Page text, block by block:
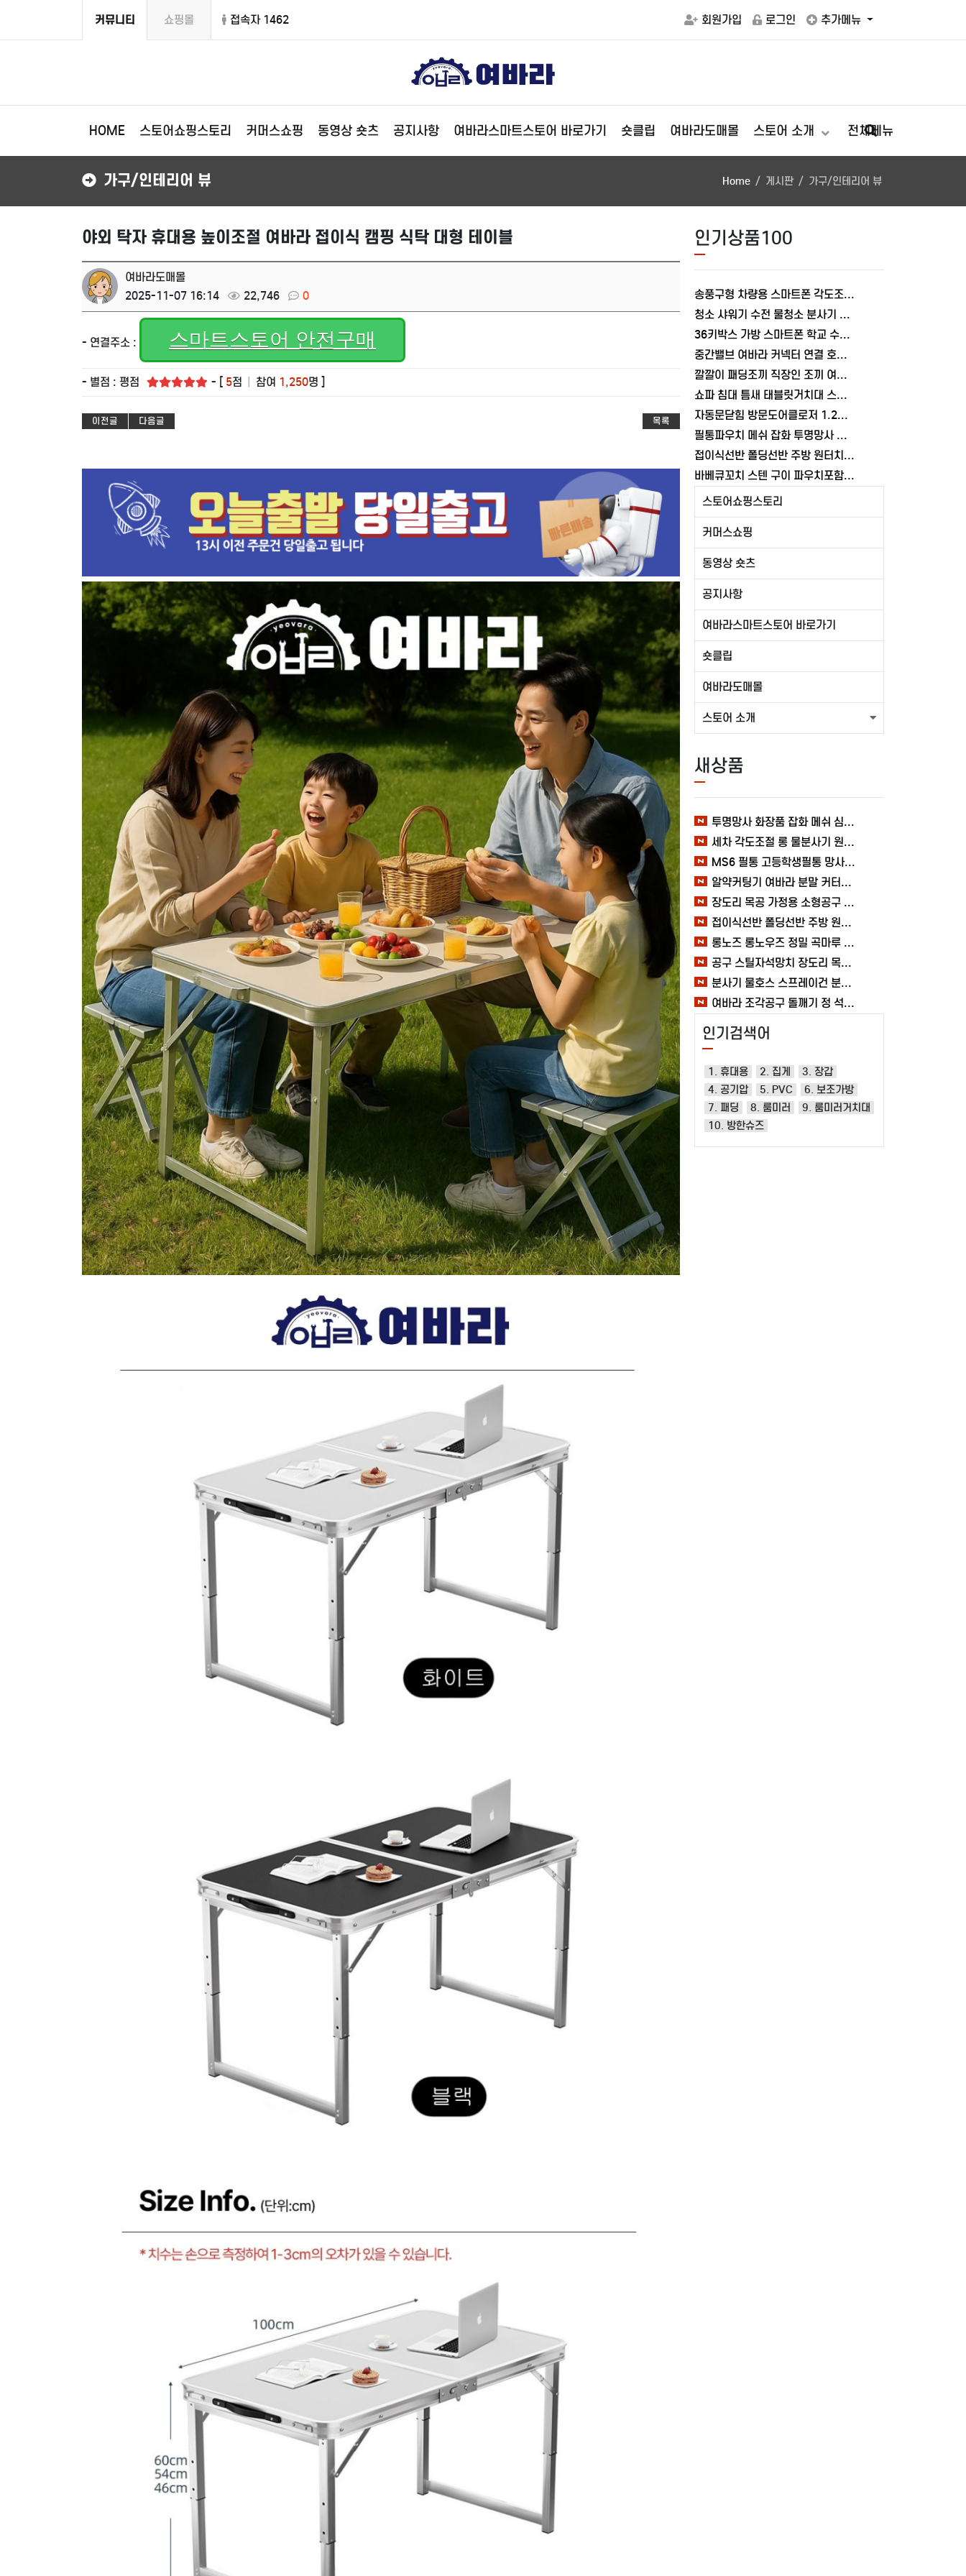
커뮤니티 쇼핑몰 접속자 1462 회원가입 로그인 추가메뉴
HOME 스토어쇼핑스토리 커머스쇼핑 동영상 숏츠 공지사항 여바라스마트스토어 바로가기 숏클립 여바라도매몰 스토어 소개 전체메뉴
가구/인테리어 뷰 Home 게시판 가구/인테리어 뷰
야외 탁자 휴대용 높이조절 여바라 접이식 캠핑 식탁 대형 테이블
여바라도매몰
2025-11-07 16:14
22,746 0
- 연결주소 : 스마트스토어 안전구매
- 별점 : 평점 - [ 5점 참여 1,250명 ]
이전글 다음글 목록
인기상품100
송풍구형 차량용 스마트폰 각도조절 충전거치대 폴드거치대 여바라
청소 샤워기 수전 물청소 분사기 베란다 미니건 욕실 변기 세트 여바라
36키박스 가방 스마트폰 학교 수거함 보관함 케이스 휴대폰 학원 여바라
중간밸브 여바라 커넥터 연결 호스 배관 물호스 원터치 부속 잠금 어댑터
깔깔이 패딩조끼 직장인 조끼 여바라 보온 남녀공용 얇은 패딩 정장 경량
쇼파 침대 틈새 태블릿거치대 스탠드 핸드폰거치대 360도 회전 각도조절
자동문닫힘 방문도어클로저 1.2mm 무타공 와이어 미닫이 슬라이딩 열림방지 중문
필통파우치 메쉬 잡화 투명망사 심플 화장품 여바라
접이식선반 폴딩선반 주방 원터치 여바라 4단, 이동식 베란다 팬트리 72x34x126.5cm, 수납 블랙
바베큐꼬치 스텐 구이 파우치포함 양꼬치 쇠꼬챙이 보관 캠핑 세트 10개
스토어쇼핑스토리
커머스쇼핑
동영상 숏츠
공지사항
여바라스마트스토어 바로가기
숏클립
여바라도매몰
스토어 소개
새상품
투명망사 화장품 잡화 메쉬 심플 여바라 필통파우치
세차 각도조절 롱 물분사기 원예 여바라 스프레이건 분사기
MS6 필통 고등학생필통 망사 여바라 투명 다용도 메쉬 파우치
알약커팅기 여바라 분말 커터기 절단기 분쇄기 보관함 알약가위
장도리 목공 가정용 소형공구 캠핑 손망치 휴대용 미니망치 여바라
접이식선반 폴딩선반 주방 원터치 여바라 4단, 이동식 베란다 팬트리 72x34x126.5cm, 수납 블랙
롱노즈 롱노우즈 정밀 곡마루 공구용품 작업 케이블 조립 여바라 공예 전선
공구 스틸자석망치 장도리 목공 쇠망치 캠핑 목수 가정용 빠루 여바라
분사기 물호스 스프레이건 분사건 청소 베란다 대형 원예용 수도 욕실 여바라
여바라 조각공구 돌깨기 정 석공 250x16mm 조각정 송곳형 손보호
인기검색어
1. 휴대용 2. 집게
3. 장갑
4. 공기압
5. PVC
6. 보조가방
7. 패딩
8. 룸미러
9. 룸미러거치대
10. 방한슈즈